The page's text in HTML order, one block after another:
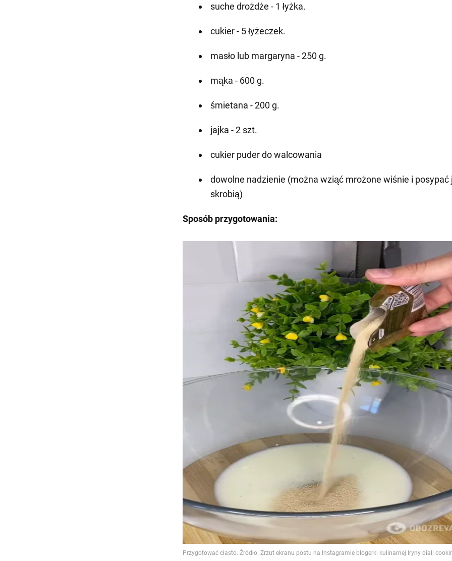
suche drożdże - 1 łyżka.
cukier - 5 łyżeczek.
masło lub margaryna - 250 g.
mąka - 600 g.
śmietana - 200 g.
jajka - 2 szt.
cukier puder do walcowania
dowolne nadzienie (można wziąć mrożone wiśnie i posypać
skrobią)
Sposób przygotowania: